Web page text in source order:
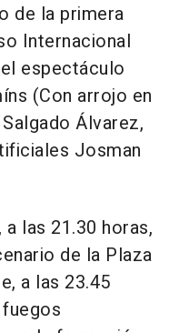
de la primera
Internacional
espectáculo
(Con arrojo en
Álvarez,
Josman
las 21.30 horas,
de la Plaza
a las 23.45